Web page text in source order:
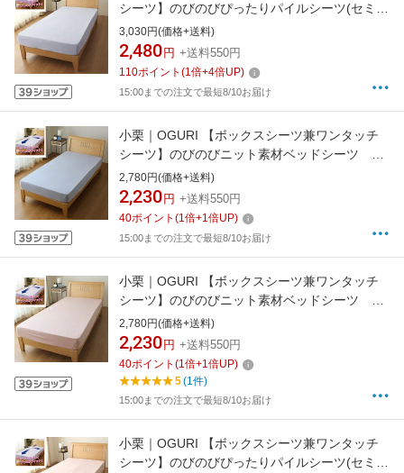
シーツ】のびのびぴったりパイルシーツ(セミシ
ングル/シングルサイズ兼用/サックス)
3,030円(価格+送料)
2,480 円 +送料550円
110ポイント (1倍+4倍UP)
15:00までの注文で最短8/10お届け
小栗｜OGURI 【ボックスシーツ兼ワンタッチ
シーツ】のびのびニット素材ベッドシーツ シ
ングルサイズ SA MNS671091-76SA サックス
2,780円(価格+送料)
2,230 円 +送料550円
40ポイント (1倍+1倍UP)
15:00までの注文で最短8/10お届け
小栗｜OGURI 【ボックスシーツ兼ワンタッチ
シーツ】のびのびニット素材ベッドシーツ シ
ングルサイズ PI MNS671091-16PI ピンク
2,780円(価格+送料)
2,230 円 +送料550円
40ポイント (1倍+1倍UP)
5(1件)
15:00までの注文で最短8/10お届け
小栗｜OGURI 【ボックスシーツ兼ワンタッチ
シーツ】のびのびぴったりパイルシーツ(セミシ